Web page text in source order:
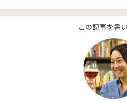
この記事を書